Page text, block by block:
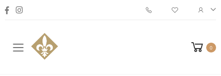
Toggle mobile menu 0